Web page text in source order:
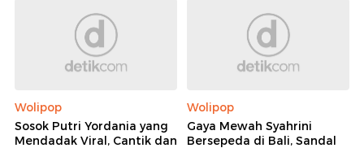
Wolipop
Sosok Putri Yordania yang
Mendadak Viral, Cantik dan
Wolipop
Gaya Mewah Syahrini
Bersepeda di Bali, Sandal